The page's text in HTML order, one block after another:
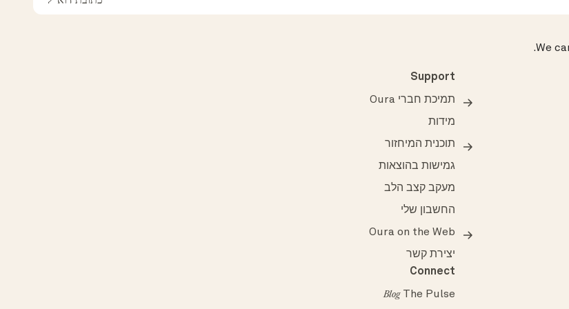
We
.
Support
תמיכת חברי Oura
מידות
תוכנית המיחזור
גמישות בהוצאות
מעקב קצב הלב
החשבון שלי
Oura on the Web
יצירת קשר
Connect
The Pulse
Blog